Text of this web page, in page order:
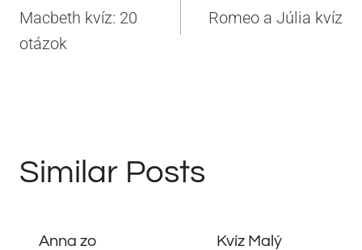
v
článku
Macbeth kvíz: 20
otázok
Romeo a Júlia kvíz
Similar Posts
Anna zo
Kvíz Malý